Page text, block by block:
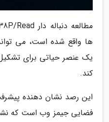
ها واقع شده است، می
یک عنصر حیاتی برای
کند.
این رصد نشان دهنده
فضایی جیمز وب است که